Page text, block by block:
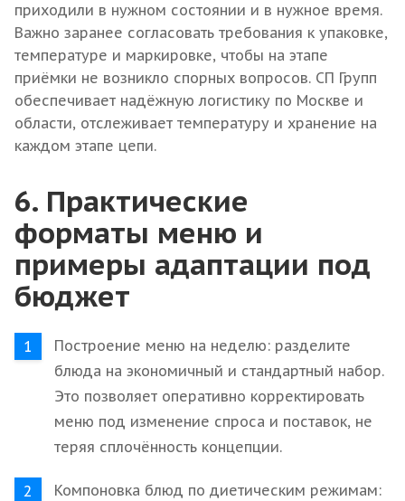
приходили в нужном состоянии и в нужное время.
Важно заранее согласовать требования к упаковке,
температуре и маркировке, чтобы на этапе
приёмки не возникло спорных вопросов. СП Групп
обеспечивает надёжную логистику по Москве и
области, отслеживает температуру и хранение на
каждом этапе цепи.
6. Практические
форматы меню и
примеры адаптации под
бюджет
Построение меню на неделю: разделите
блюда на экономичный и стандартный набор.
Это позволяет оперативно корректировать
меню под изменение спроса и поставок, не
теряя сплочённость концепции.
Компоновка блюд по диетическим режимам: